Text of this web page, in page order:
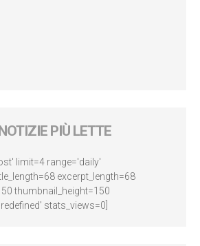
PIÙ LETTE
limit=4 range='daily'
excerpt_length=68
thumbnail_height=150
stats_views=0]